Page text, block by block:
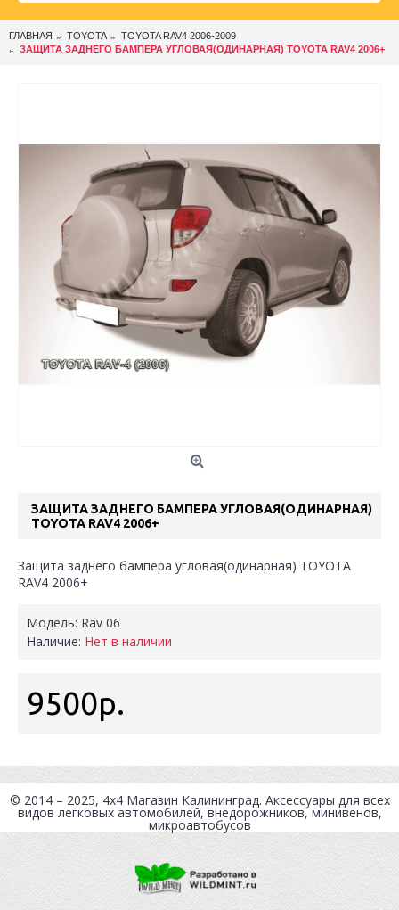
ГЛАВНАЯ TOYOTA
TOYOTA RAV4 2006-2009
ЗАЩИТА ЗАДНЕГО БАМПЕРА УГЛОВАЯ(ОДИНАРНАЯ) TOYOTA RAV4 2006+
ЗАЩИТА ЗАДНЕГО БАМПЕРА УГЛОВАЯ(ОДИНАРНАЯ)
TOYOTA RAV4 2006+
Защита заднего бампера угловая(одинарная) TOYOTA
RAV4 2006+
Модель: Rav 06
Наличие: Нет в наличии
9500р.
© 2014 – 2025, 4x4 Магазин Калининград. Аксессуары для всех
видов легковых автомобилей, внедорожников, минивенов,
микроавтобусов